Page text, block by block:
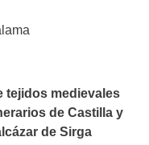
tejidos medievales
de Castilla y
de Sirga​